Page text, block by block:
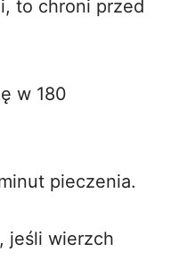
to chroni przed
w 180
pieczenia.
jeśli wierzch